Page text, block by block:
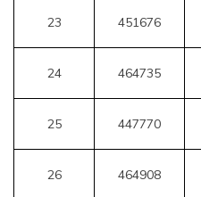
23 451676
24 464735
25 447770
26 464908